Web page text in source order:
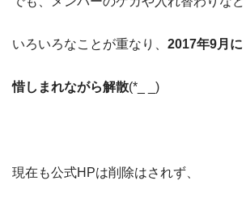
いろいろなことが重なり、 2017年9月に
惜しまれながら解散(*_ _)
現在も公式HPは削除はされず、